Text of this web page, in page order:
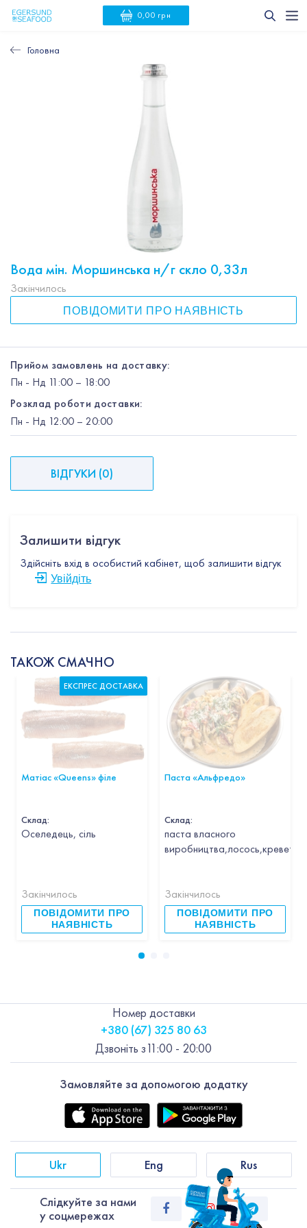
0,00 грн
Головна
Вода мін. Моршинська н/г скло 0,33л
Закінчилось
ПОВІДОМИТИ ПРО НАЯВНІСТЬ
Прийом замовлень на доставку:
Пн - Нд 11:00 – 18:00
Розклад роботи доставки:
Пн - Нд 12:00 – 20:00
ВІДГУКИ (0)
Залишити відгук
Здійсніть вхід в особистий кабінет, щоб залишити відгук
Увійдіть
ТАКОЖ СМАЧНО
Матіас «Queens» філе
Склад:
Оселедець, сіль
Закінчилось
ПОВІДОМИТИ ПРО
НАЯВНІСТЬ
ЕКСПРЕС ДОСТАВКА
Паста «Альфредо»
Склад:
паста власного
Закінчилось
ПОВІДОМИТИ ПРО
НАЯВНІСТЬ
Замовляйте за допомогою додатку
Слiдкуйте за нами
у соцмережах
Ukr Eng Rus
Номер доставки
+380 (67) 325 80 63
Дзвоніть з11:00 - 20:00